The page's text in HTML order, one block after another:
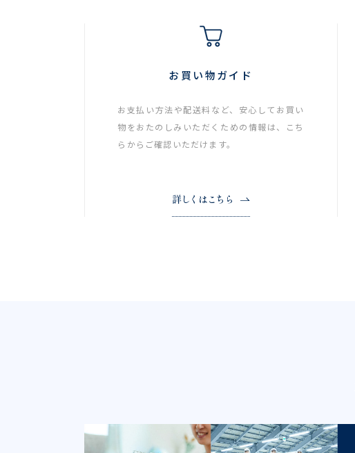
お買い物ガイド
お支払い方法や配送料など、安心してお買い
物をおたのしみいただくための情報は、こち
らからご確認いただけます。
詳しくはこちら